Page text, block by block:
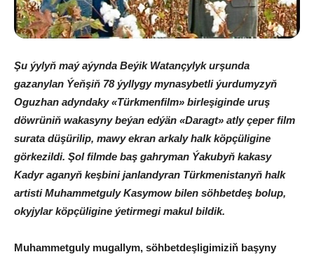
Şu ýylyň maý aýynda Beýik Watançylyk urşunda
gazanylan Ýeňşiň 78 ýyllygy mynasybetli ýurdumyzyň
Oguzhan adyndaky «Türkmenfilm» birleşiginde uruş
döwrüniň wakasyny beýan edýän «Daragt» atly çeper film
surata düşürilip, mawy ekran arkaly halk köpçüligine
görkezildi. Şol filmde baş gahryman Ýakubyň kakasy
Kadyr aganyň keşbini janlandyran Türkmenistanyň halk
artisti Muhammetguly Kasymow bilen söhbetdeş bolup,
okyjylar köpçüligine ýetirmegi makul bildik.
Mu­ham­met­gu­ly mu­gal­lym, söh­bet­deş­li­gi­mi­ziň ba­şy­ny